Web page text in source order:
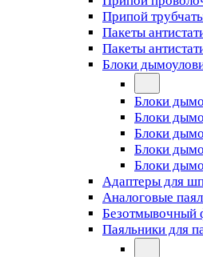
Припой
Пакеты
Пакеты
Блоки
Блоки
Блоки
Блоки
Блоки
Блоки
Адаптеры для
Аналоговые
Безотмывочный
Паяльники для